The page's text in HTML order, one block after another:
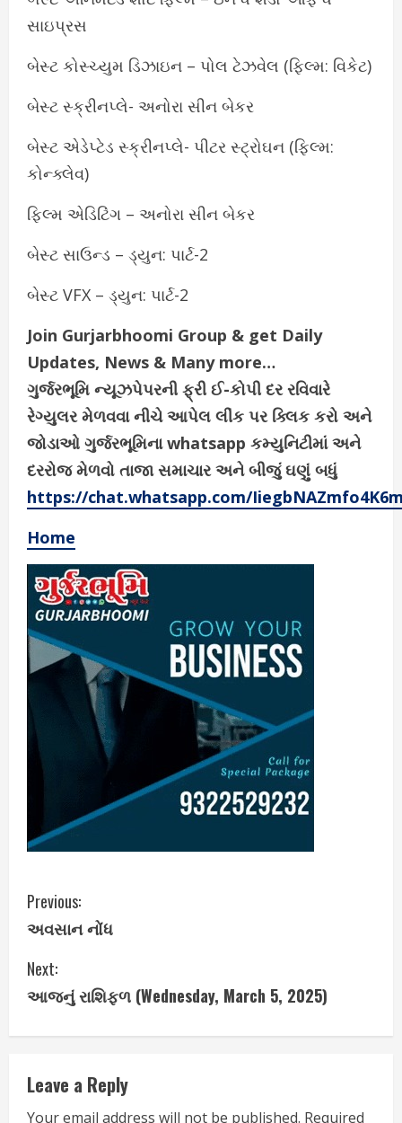
સાઇપ્રસ
બેસ્ટ કોસ્ચ્યુમ ડિઝાઇન – પોલ ટેઝવેલ (ફિલ્મ: વિકેટ)
બેસ્ટ સ્ક્રીનપ્લે- અનોરા સીન બેકર
બેસ્ટ એડેપ્ટેડ સ્ક્રીનપ્લે- પીટર સ્ટ્રોઘન (ફિલ્મ:
કોન્ક્લેવ)
ફિલ્મ એડિટિંગ – અનોરા સીન બેકર
બેસ્ટ સાઉન્ડ – ડ્યુન: પાર્ટ-2
બેસ્ટ VFX – ડ્યુન: પાર્ટ-2
Join Gurjarbhoomi Group & get Daily
Updates, News & Many more…
ગુર્જરભૂમિ ન્યૂઝપેપરની ફ્રી ઈ-કોપી દર રવિવારે
રેગ્યુલર મેળવવા નીચે આપેલ લીંક પર ક્લિક કરો અને
જોડાઓ ગુર્જરભૂમિના whatsapp કમ્યુનિટીમાં અને
દરરોજ મેળવો તાજા સમાચાર અને બીજું ઘણું બધું
https://chat.whatsapp.com/
Home
C
o
n
n
Previous:
અવસાન નોંધ
Next:
આજનું રાશિફળ (Wednesday, March 5, 2025)
Leave a Reply
Your email address will not be published. Required